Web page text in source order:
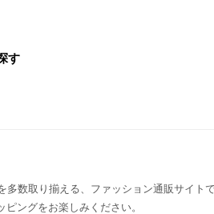
す
多数取り揃える、ファッション通販サイト
ングをお楽しみください。